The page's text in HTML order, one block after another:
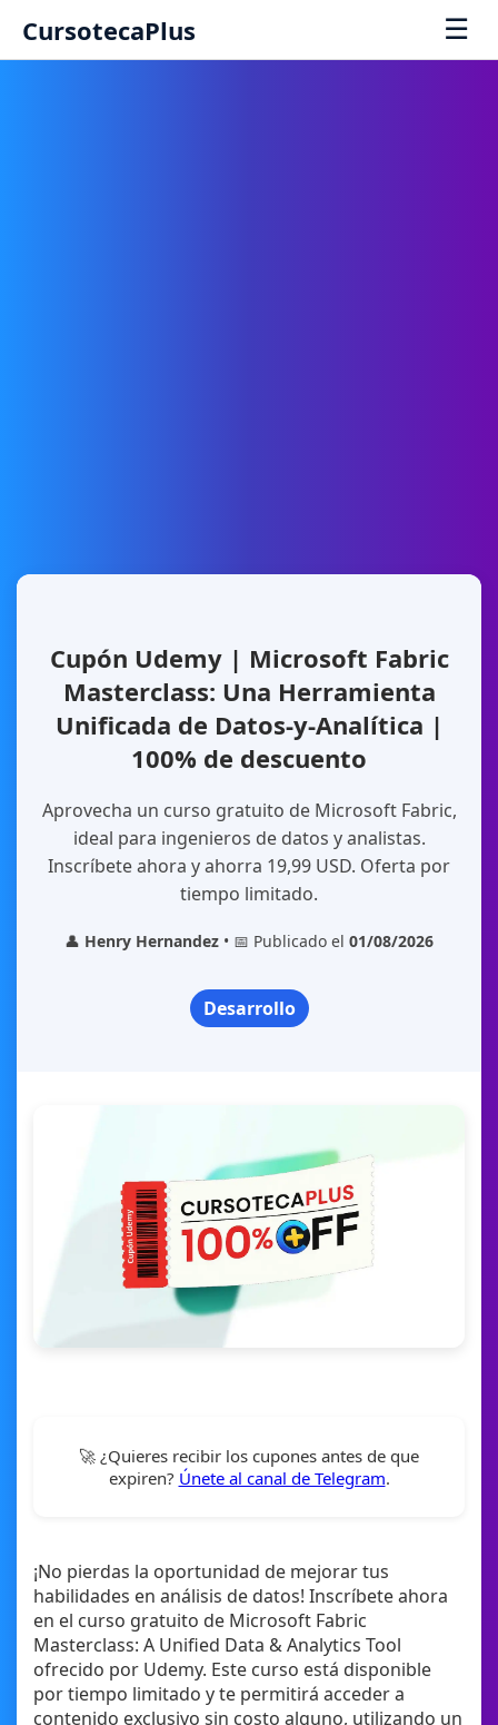
CursotecaPlus ☰
Cupón Udemy | Microsoft Fabric
Masterclass: Una Herramienta
Unificada de Datos-y-Analítica |
100% de descuento
Aprovecha un curso gratuito de Microsoft Fabric,
ideal para ingenieros de datos y analistas.
Inscríbete ahora y ahorra 19,99 USD. Oferta por
tiempo limitado.
👤 Henry Hernandez • 📅 Publicado el 01/08/2026
Desarrollo
🚀 ¿Quieres recibir los cupones antes de que
expiren? Únete al canal de Telegram.
¡No pierdas la oportunidad de mejorar tus
habilidades en análisis de datos! Inscríbete ahora
en el curso gratuito de Microsoft Fabric
Masterclass: A Unified Data & Analytics Tool
ofrecido por Udemy. Este curso está disponible
por tiempo limitado y te permitirá acceder a
contenido exclusivo sin costo alguno, utilizando un